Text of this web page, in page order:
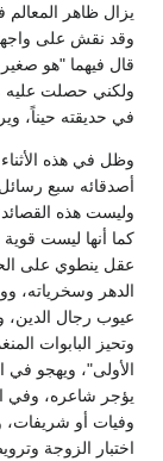
يزال ظاهر
وقد نقش على
قال فيهما "هو صغير
ولكني حصلت عليه
في حديقته حيناً،
وظل في هذه
أصدقائه سبع
وليست هذه
كما أنها ليست
عقل ينطوي على
الدهر وسخرياته،
عيوب رجال الدين،
وتحيز البابوات
الأولى"، ويهجو في
يؤجر شاعره، وفي
وفيات أو
اختبار الزوجة